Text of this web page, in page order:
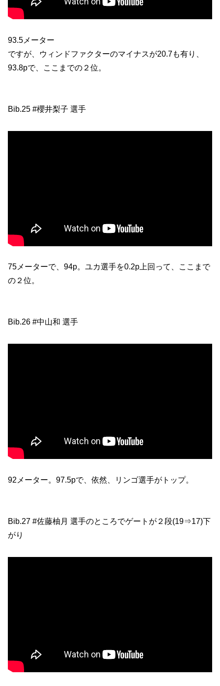
93.5メーター
ですが、ウィンドファクターのマイナスが20.7も有り、
93.8pで、ここまでの２位。
Bib.25 #櫻井梨子 選手
75メーターで、94p。ユカ選手を0.2p上回って、ここまで
の２位。
Bib.26 #中山和 選手
92メーター。97.5pで、依然、リンゴ選手がトップ。
Bib.27 #佐藤柚月 選手のところでゲートが２段(19⇒17)下
がり